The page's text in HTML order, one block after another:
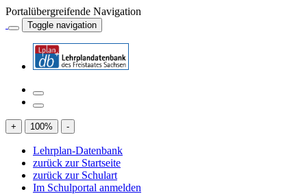
Portalübergreifende Navigation
Toggle navigation
+ 100% -
Lehrplan-Datenbank
zurück zur Startseite
zurück zur Schulart
Im Schulportal anmelden